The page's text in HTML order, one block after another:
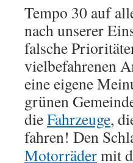
Tempo 30 auf
nach unserer
falsche
vielbefahrenen
eine eigene
grünen
dieFahrzeuge,
fahren! Den
Motorrädermit